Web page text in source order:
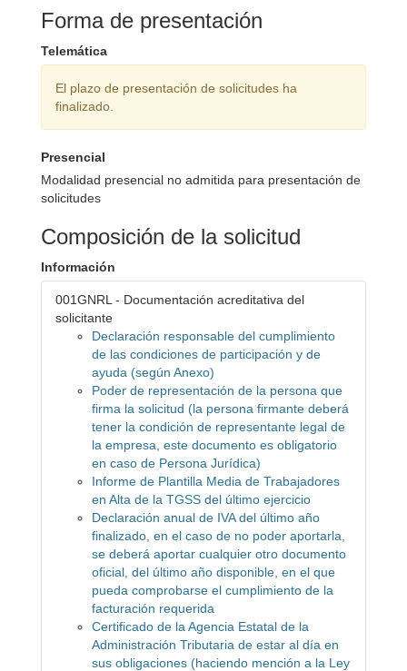
Forma de presentación
Telemática
El plazo de presentación de solicitudes ha
finalizado.
Presencial
Modalidad presencial no admitida para presentación de
solicitudes
Composición de la solicitud
Información
001GNRL - Documentación acreditativa del
solicitante
Declaración responsable del cumplimiento
de las condiciones de participación y de
ayuda (según Anexo)
Poder de representación de la persona que
firma la solicitud (la persona firmante deberá
tener la condición de representante legal de
la empresa, este documento es obligatorio
en caso de Persona Jurídica)
Informe de Plantilla Media de Trabajadores
en Alta de la TGSS del último ejercicio
Declaración anual de IVA del último año
finalizado, en el caso de no poder aportarla,
se deberá aportar cualquier otro documento
oficial, del último año disponible, en el que
pueda comprobarse el cumplimiento de la
facturación requerida
Certificado de la Agencia Estatal de la
Administración Tributaria de estar al día en
sus obligaciones (haciendo mención a la Ley